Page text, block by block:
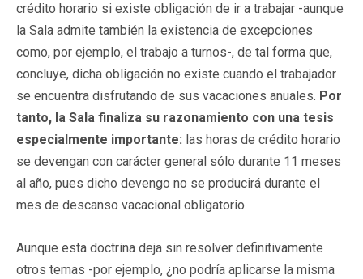
crédito horario si existe obligación de ir a trabajar -aunque
la Sala admite también la existencia de excepciones
como, por ejemplo, el trabajo a turnos-, de tal forma que,
concluye, dicha obligación no existe cuando el trabajador
se encuentra disfrutando de sus vacaciones anuales. Por
tanto, la Sala finaliza su razonamiento con una tesis
especialmente importante: las horas de crédito horario
se devengan con carácter general sólo durante 11 meses
al año, pues dicho devengo no se producirá durante el
mes de descanso vacacional obligatorio.
Aunque esta doctrina deja sin resolver definitivamente
otros temas -por ejemplo, ¿no podría aplicarse la misma